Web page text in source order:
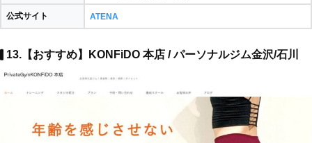
公式サイト ATENA
13.【おすすめ】KONFiDO 本店 / パーソナルジム金沢/石川